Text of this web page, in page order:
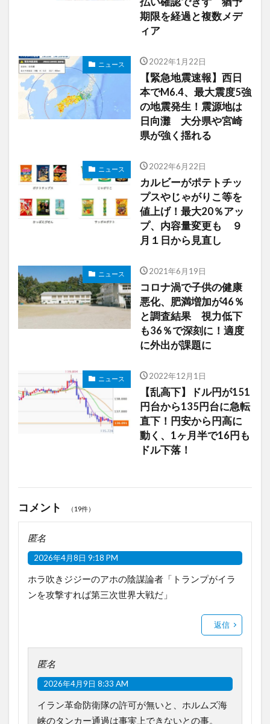
期限を経過と複数メデ
ィア
ニュース 2022年1月22日
【緊急地震速報】西日
本でM6.4、最大震度5強
の地震発生！震源地は
日向灘 大分県や宮崎
県が強く揺れる
ニュース 2022年6月22日
カルビーがポテトチッ
プスやじゃがりこ等を
値上げ！最大20％アッ
プ、内容量変更も ９
月１日から見直し
ニュース 2021年6月19日
コロナ渦で子供の健康
悪化、肥満増加が46％
と調査結果 視力低下
も36％で深刻に！適度
に外出が課題に
ニュース 2022年12月1日
【乱高下】ドル円が151
円台から135円台に急転
直下！円安から円高に
動く、1ヶ月半で16円も
ドル下落！
コメント （19件）
匿名
2026年4月8日 9:18 PM
ホラ吹きジジーのアホの陰謀論者「トランプがイラ
ンを攻撃すれば第三次世界大戦だ」
返信
匿名
2026年4月9日 8:33 AM
イラン革命防衛隊の許可が無いと、ホルムズ海
峡のタンカー通過は事実上できないとの事。